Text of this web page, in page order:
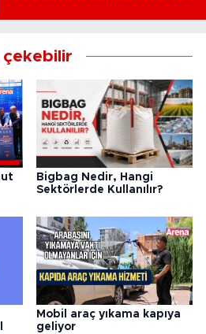
çekebilir
Bigbag Nedir, Hangi
Sektörlerde Kullanılır?
Mobil araç yıkama kapıya
geliyor